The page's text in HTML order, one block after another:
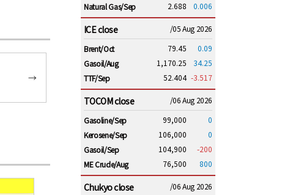
→
Natural Gas/Sep
2.688 0.006
ICE close
/05 Aug 2026
Brent/Oct
79.45
0.09
Gasoil/Aug
1,170.25
34.25
TTF/Sep
52.404 -3.517
TOCOM close
/06 Aug 2026
Gasoline/Sep
99,000
0
Kerosene/Sep
106,000
0
Gasoil/Sep
104,900
-200
ME Crude/Aug
76,500 800
Chukyo close
/06 Aug 2026